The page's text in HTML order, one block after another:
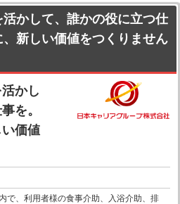
かして、誰かの役に立つ仕
新しい価値をつくりません
かし
を。
価値
で、利用者様の食事介助、入浴介助、排